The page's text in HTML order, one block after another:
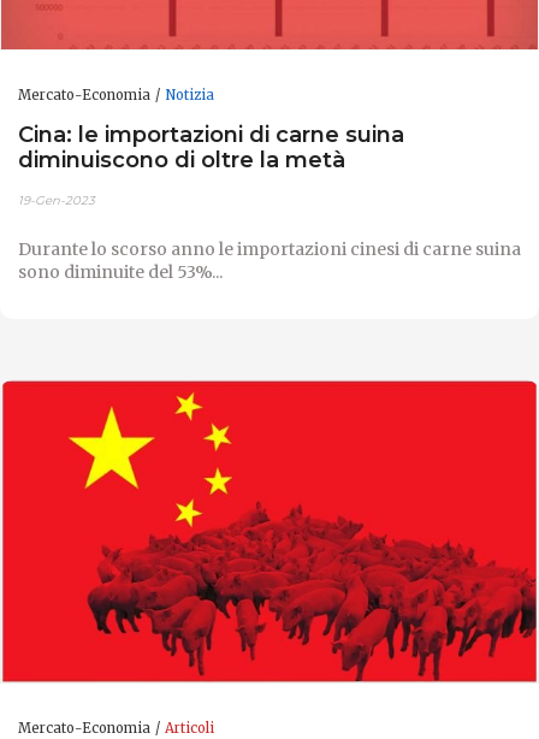
Mercato-Economia Notizia
Cina: le importazioni di carne suina
diminuiscono di oltre la metà
19-Gen-2023
Durante lo scorso anno le importazioni cinesi di carne suina
sono diminuite del 53%...
Mercato-Economia Articoli